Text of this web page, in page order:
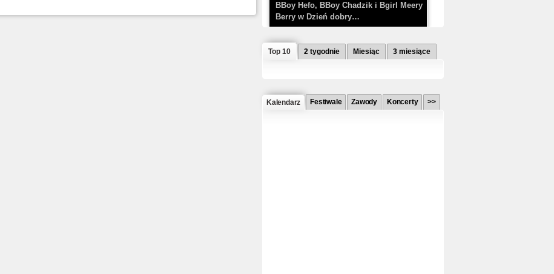
BBoy Hefo, BBoy Chadzik i Bgirl Meery
Berry w Dzień dobry…
Top 10 2 tygodnie Miesiąc 3 miesiące
Kalendarz Festiwale Zawody Koncerty >>